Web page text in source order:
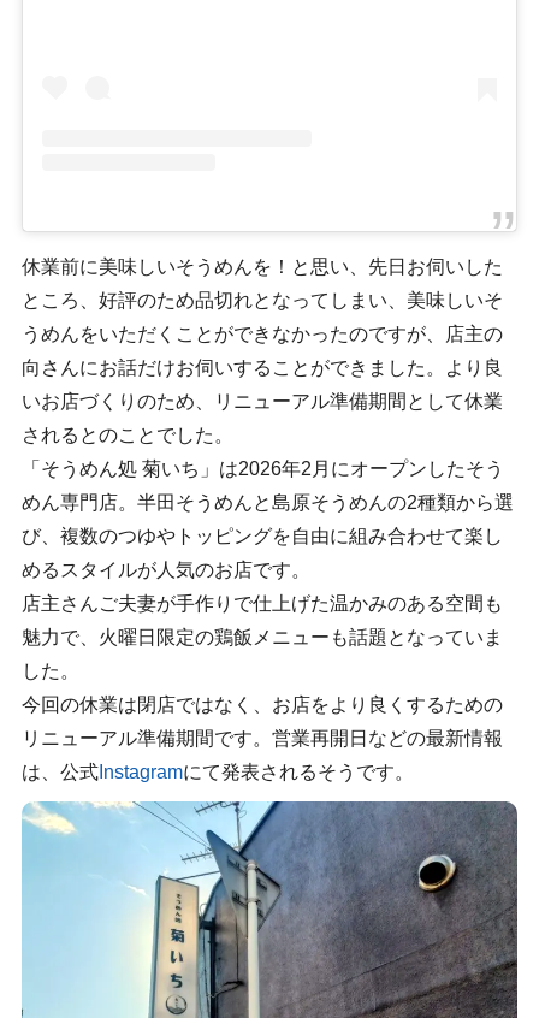
休業前に美味しいそうめんを！と思い、先日お伺いした
ところ、好評のため品切れとなってしまい、美味しいそ
うめんをいただくことができなかったのですが、店主の
向さんにお話だけお伺いすることができました。より良
いお店づくりのため、リニューアル準備期間として休業
されるとのことでした。
「そうめん処 菊いち」は2026年2月にオープンしたそう
めん専門店。半田そうめんと島原そうめんの2種類から選
び、複数のつゆやトッピングを自由に組み合わせて楽し
めるスタイルが人気のお店です。
店主さんご夫妻が手作りで仕上げた温かみのある空間も
魅力で、火曜日限定の鶏飯メニューも話題となっていま
した。
今回の休業は閉店ではなく、お店をより良くするための
リニューアル準備期間です。営業再開日などの最新情報
は、公式Instagramにて発表されるそうです。